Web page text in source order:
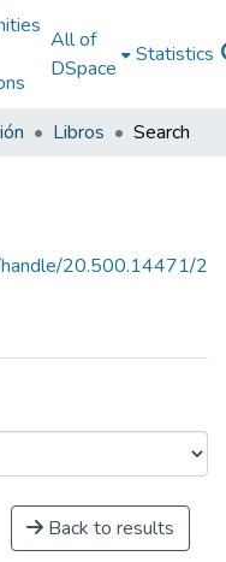
All of
DSpace
Statistics
Libros Search
handle/20.500.14471/2
Back to results